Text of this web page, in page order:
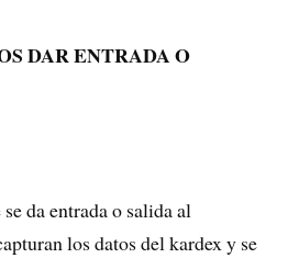
DAR ENTRADA O
da entrada o salida al
los datos del kardex y se